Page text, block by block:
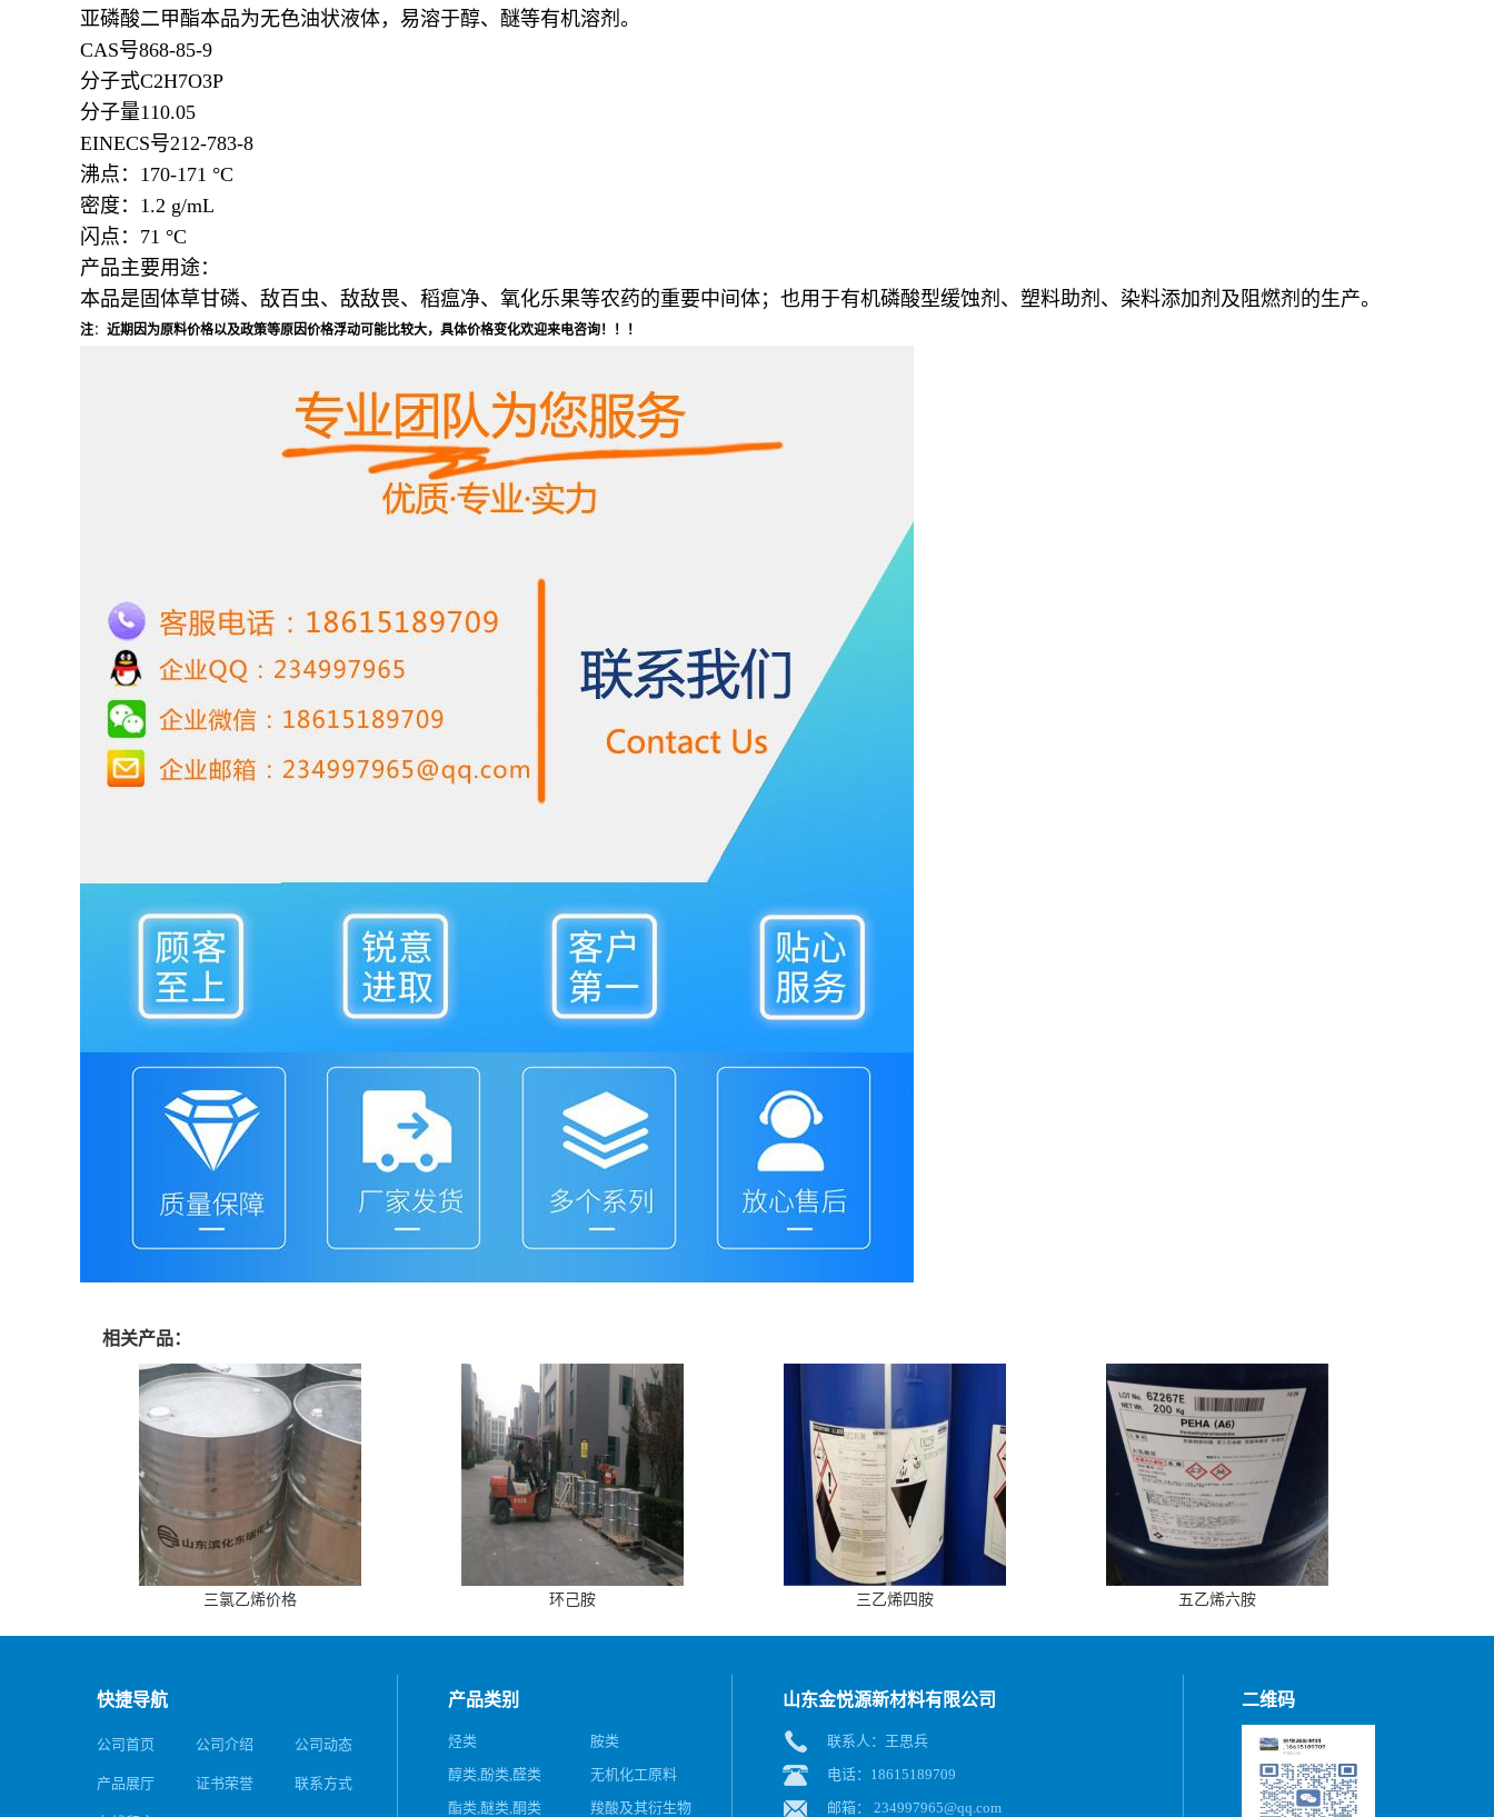
亚磷酸二甲酯本品为无色油状液体， 易溶于醇、醚等有机溶剂。
CAS号868-85-9
分子式C2H7O3P
分子量110.05
EINECS号212-783-8
沸点： 170-171 °C
密度： 1.2 g/mL
闪点： 71 °C
产品主要用途：
本品是固体草甘磷、敌百虫、敌敌畏、稻瘟净、氧化乐果等农药的重要中间体；也用于有机磷酸型缓蚀剂、塑料助剂、染料添加剂及阻燃剂的生产。
注： 近期因为原料价格以及政策等原因价格浮动可能比较大，具体价格变化欢迎来电咨询！！！
相关产品：
三氯乙烯价格 环己胺 三乙烯四胺 五乙烯六胺
快捷导航
公司首页 公司介绍 公司动态
产品展厅 证书荣誉 联系方式
产品类别
烃类
胺类
醇类,酚类,醛类
无机化工原料
酯类,醚类,酮类
羧酸及其衍生物
山东金悦源新材料有限公司
联系人：王思兵
电话：18615189709
邮箱： 234997965@qq.com
二维码